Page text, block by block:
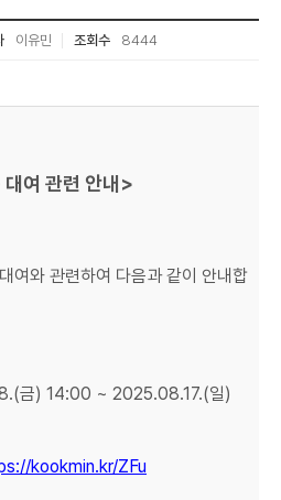
이유민 조회수 8444
대여 관련 안내>
여와 관련하여 다음과 같이 안내합
금) 14:00 ~ 2025.08.17.(일)
kookmin.kr/ZFu